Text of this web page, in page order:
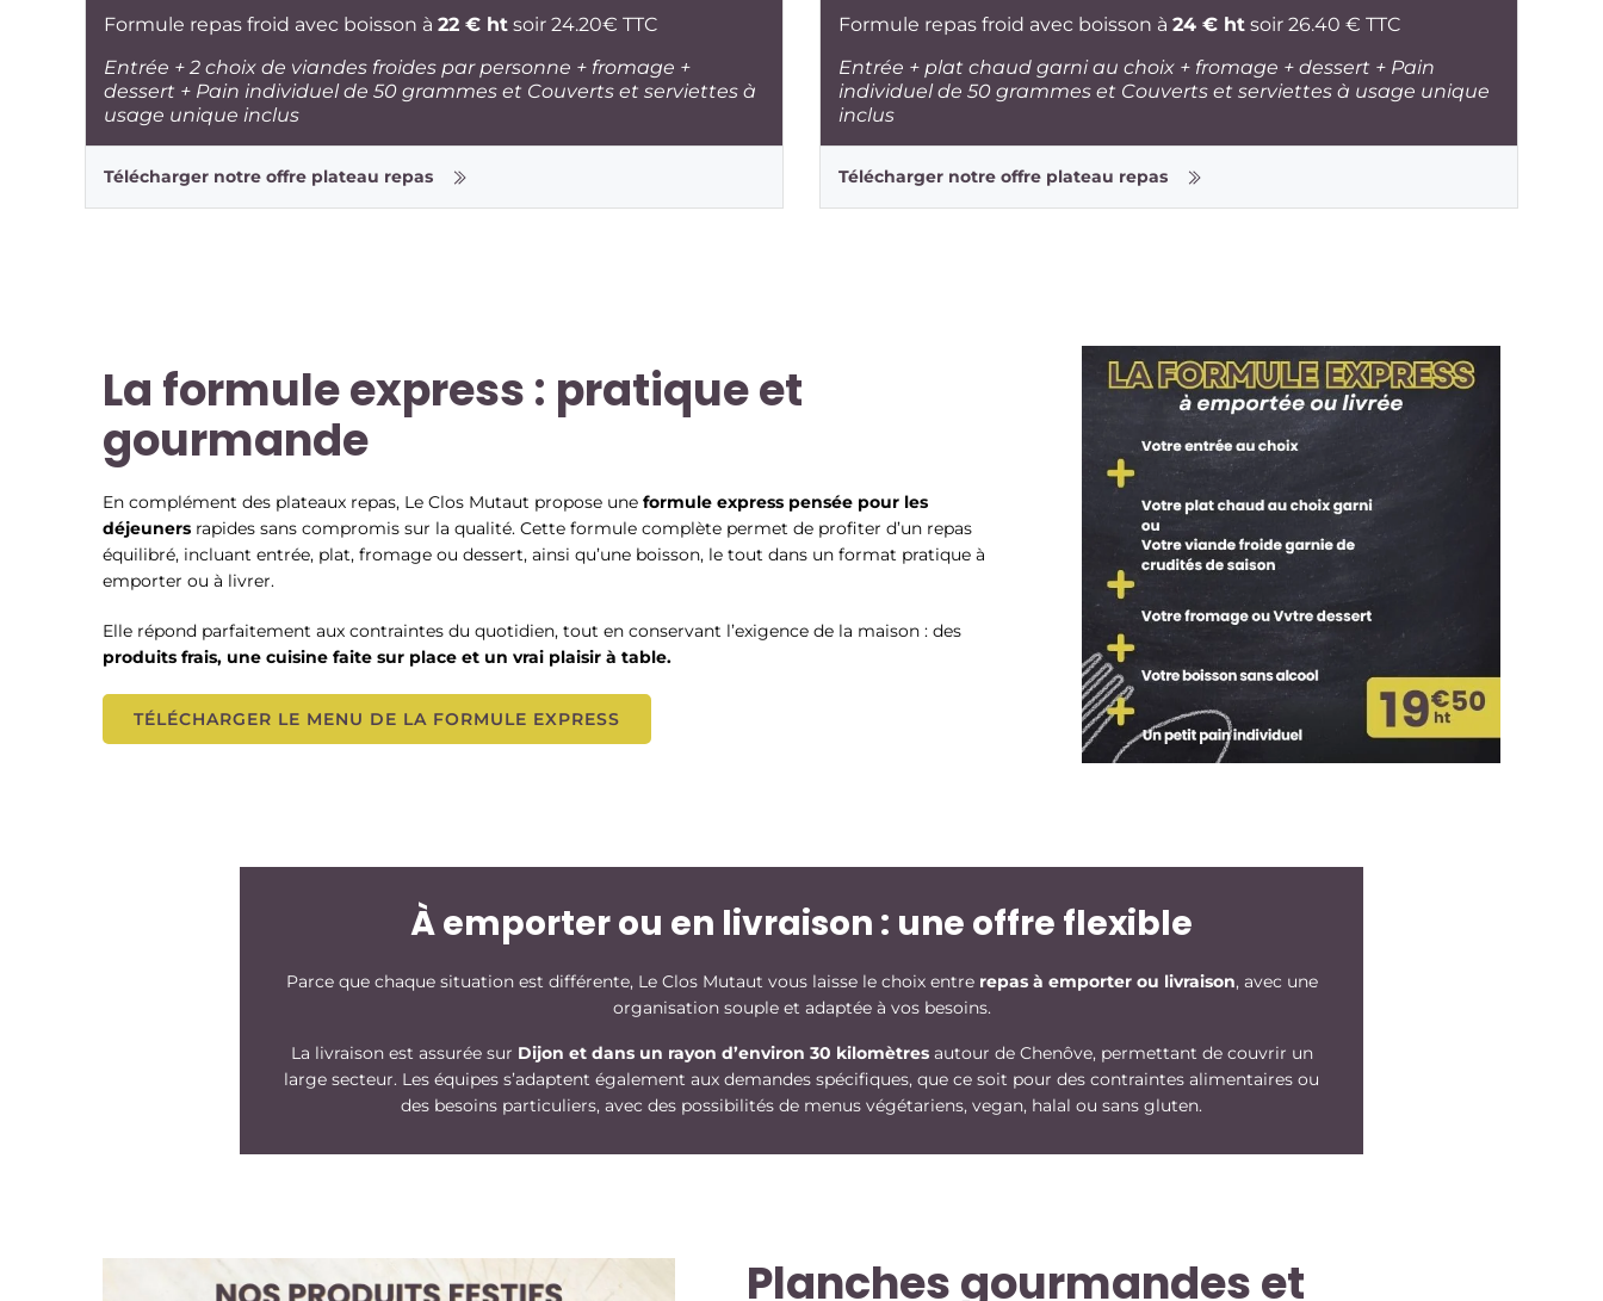
Formule repas froid avec boisson à 22 € ht soir 24.20€ TTC
Entrée + 2 choix de viandes froides par personne + fromage +
dessert + Pain individuel de 50 grammes et Couverts et serviettes à
usage unique inclus
Télécharger notre offre plateau repas
Formule repas froid avec boisson à 24 € ht soir 26.40 € TTC
Entrée + plat chaud garni au choix + fromage + dessert + Pain
individuel de 50 grammes et Couverts et serviettes à usage unique
inclus
Télécharger notre offre plateau repas
La formule express : pratique et
gourmande
En complément des plateaux repas, Le Clos Mutaut propose une formule express pensée pour les
déjeuners rapides sans compromis sur la qualité. Cette formule complète permet de profiter d’un repas
équilibré, incluant entrée, plat, fromage ou dessert, ainsi qu’une boisson, le tout dans un format pratique à
emporter ou à livrer.
Elle répond parfaitement aux contraintes du quotidien, tout en conservant l’exigence de la maison : des
produits frais, une cuisine faite sur place et un vrai plaisir à table.
TÉLÉCHARGER LE MENU DE LA FORMULE EXPRESS
À emporter ou en livraison : une offre flexible
Parce que chaque situation est différente, Le Clos Mutaut vous laisse le choix entre repas à emporter ou livraison, avec une
organisation souple et adaptée à vos besoins.
La livraison est assurée sur Dijon et dans un rayon d’environ 30 kilomètresautour de Chenôve, permettant de couvrir un
large secteur. Les équipes s’adaptent également aux demandes spécifiques, que ce soit pour des contraintes alimentaires ou
des besoins particuliers, avec des possibilités de menus végétariens, vegan, halal ou sans gluten.
Planches gourmandes et